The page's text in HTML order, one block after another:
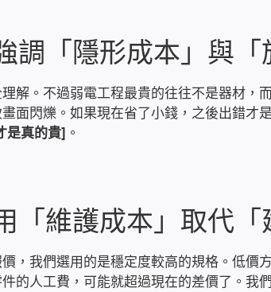
調「隱形成本」與「
解。不過弱電工程最貴的往往不是器材，
面閃爍。如果現在省了小錢，之後出錯才
是真的貴] 。
「維護成本」取代「
，我們選用的是穩定度較高的規格。低價
的人工費，可能就超過現在的差價了。我